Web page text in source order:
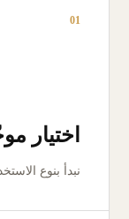
01
اختيار
نبدأ بنوع